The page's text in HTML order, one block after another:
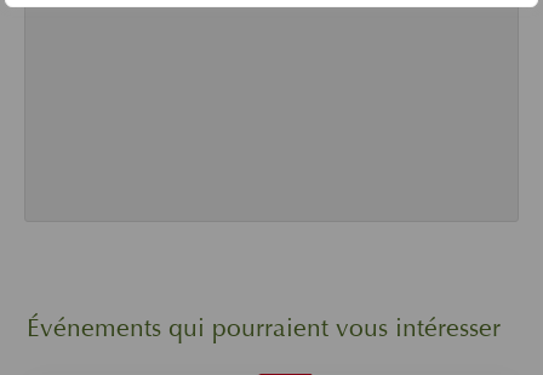
Événements qui pourraient vous intéresser